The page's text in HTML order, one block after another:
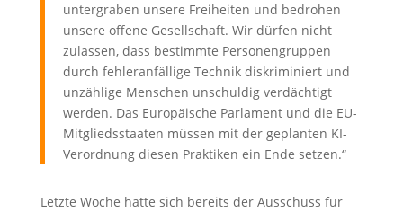
untergraben unsere Freiheiten und bedrohen
unsere offene Gesellschaft. Wir dürfen nicht
zulassen, dass bestimmte Personengruppen
durch fehleranfällige Technik diskriminiert und
unzählige Menschen unschuldig verdächtigt
werden. Das Europäische Parlament und die EU-
Mitgliedsstaaten müssen mit der geplanten KI-
Verordnung diesen Praktiken ein Ende setzen.“
Letzte Woche hatte sich bereits der Ausschuss für